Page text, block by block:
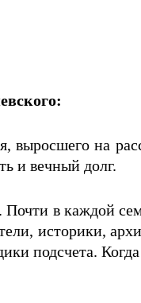
на
и вечный долг.
в каждой
историки,
подсчета.